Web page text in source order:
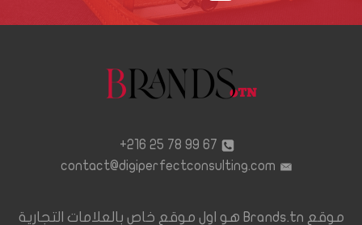
67 99 78 25 216+
contact@digiperfectconsulting.com
موقع Brands.tn هو اول موقع خاص بالعلامات التجارية